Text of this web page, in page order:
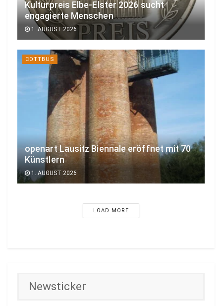
Kulturpreis Elbe-Elster 2026 sucht
engagierte Menschen
1. AUGUST 2026
COTTBUS
openart Lausitz Biennale eröffnet mit 70
Künstlern
1. AUGUST 2026
LOAD MORE
Newsticker